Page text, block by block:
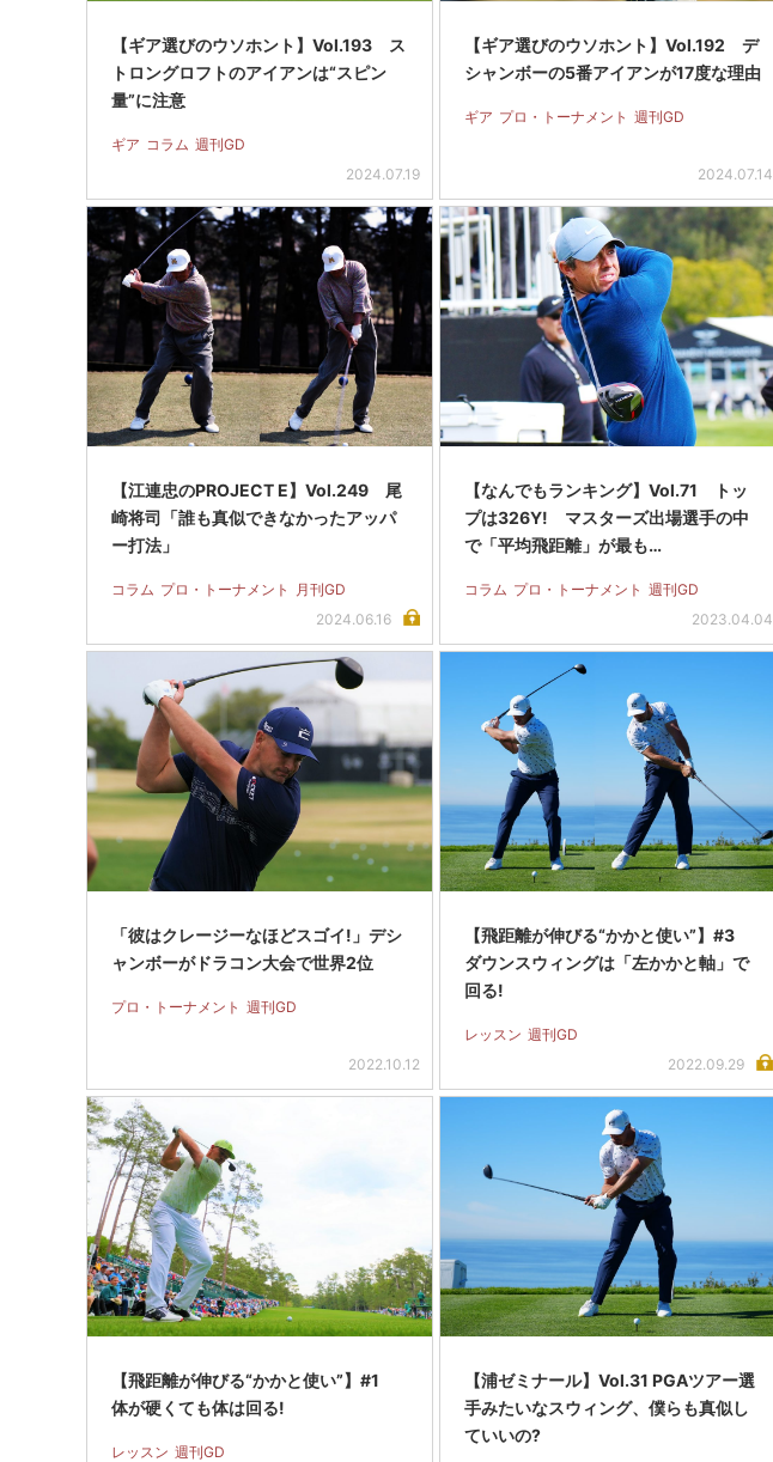
【ギア選びのウソホント】Vol.193 ス
トロングロフトのアイアンは“スピン
量”に注意
ギア コラム 週刊GD
2024.07.19
【ギア選びのウソホント】Vol.192 デ
シャンボーの5番アイアンが17度な理由
ギア プロ・トーナメント 週刊GD
2024.07.14
【江連忠のPROJECT E】Vol.249 尾
崎将司「誰も真似できなかったアッパ
ー打法」
コラム プロ・トーナメント
月刊GD
2024.06.16
【なんでもランキング】Vol.71 トッ
プは326Y! マスターズ出場選手の中
で「平均飛距離」が最も…
コラム プロ・トーナメント 週刊GD
2023.04.04
「彼はクレージーなほどスゴイ!」デシ
ャンボーがドラコン大会で世界2位
プロ・トーナメント 週刊GD
2022.10.12
【飛距離が伸びる“かかと使い”】#3
ダウンスウィングは「左かかと軸」で
回る!
レッスン 週刊GD
2022.09.29
【飛距離が伸びる“かかと使い”】#1
体が硬くても体は回る!
レッスン 週刊GD
【浦ゼミナール】Vol.31 PGAツアー選
手みたいなスウィング、僕らも真似し
ていいの?